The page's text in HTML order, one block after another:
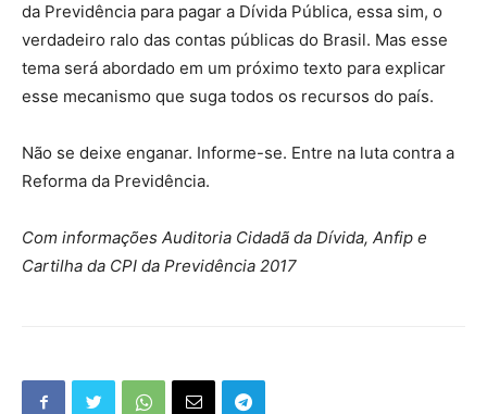
da Previdência para pagar a Dívida Pública, essa sim, o
verdadeiro ralo das contas públicas do Brasil. Mas esse
tema será abordado em um próximo texto para explicar
esse mecanismo que suga todos os recursos do país.
Não se deixe enganar. Informe-se. Entre na luta contra a
Reforma da Previdência.
Com informações Auditoria Cidadã da Dívida, Anfip e
Cartilha da CPI da Previdência 2017